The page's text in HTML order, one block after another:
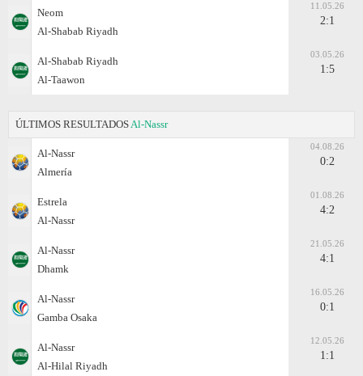
Neom
Al-Shabab Riyadh
11.05.26
2:1
Al-Shabab Riyadh
Al-Taawon
03.05.26
1:5
ÚLTIMOS RESULTADOS Al-Nassr
Al-Nassr
Almería
04.08.26
0:2
Estrela
Al-Nassr
01.08.26
4:2
Al-Nassr
Dhamk
21.05.26
4:1
Al-Nassr
Gamba Osaka
16.05.26
0:1
Al-Nassr
Al-Hilal Riyadh
12.05.26
1:1